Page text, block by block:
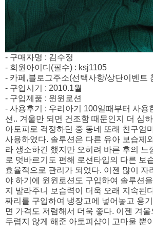
- 구매자명 : 김수정
- 회원아이디(필수) : ksj1105
- 카페,블로그주소(선택사항/상단이벤트
- 구입시기 : 2010.1월
- 구입제품 : 윈윈로션
- 사용후기 : 우리아기 100일때부터 사용
션.. 겨울만 되면 건조함 때문인지 더 심
아토피로 걱정하던 중 동네 또래 친구엄
사용하였다. 솔루션은 다른 유아 보습제
라 생소하긴 했지만 오히려 바른 후의 느
로 덧바르기도 편해 로션타입의 다른 보
효율적으로 관리가 되었다. 이젠 많이 자
야 하기에 윈윈로션도 구입하여 솔루션
지 발라주니 보습력이 더욱 오래 지속된
짜리를 구입하여 냉장고에 넣어놓고 용
면 가격도 저렴해서 더욱 좋다. 이젠 겨
두렵지 않게 해준 아토피샵이 고마울 뿐